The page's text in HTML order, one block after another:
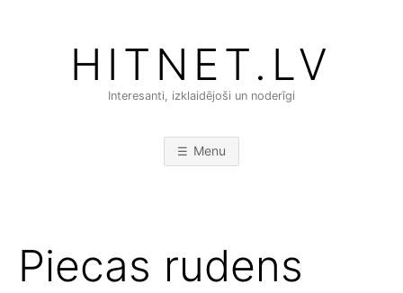
HITNET.LV
Interesanti, izklaidējoši un noderīgi
Menu
Piecas rudens